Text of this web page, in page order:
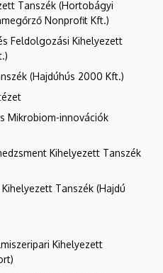
Tanszék (Hortobágyi
Nonprofit Kft.)
Feldolgozási Kihelyezett
(Hajdúhús 2000 Kft.)
Mikrobiom-innovációk
Kihelyezett Tanszék
Tanszék (Hajdú
Kihelyezett